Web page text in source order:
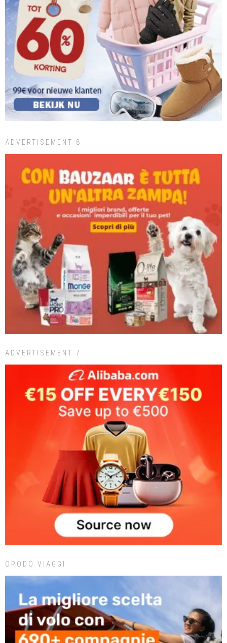
ADVERTISEMENT 8
ADVERTISEMENT 7
OPODO VIAGGI